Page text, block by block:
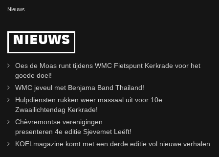
Nieuws
NIEUWS
Oes de Moas runt tijdens WMC Fietspunt Kerkrade voor het
goede doel!
WMC jeveul met Benjama Band Thailand!
Hulpdiensten rukken weer massaal uit voor 10e
Zwaailichtendag Kerkrade!
Chèvremontse verenigingen
presenteren 4e editie Sjevemet Leëft!
KOELmagazine komt met een derde editie vol nieuwe verhalen